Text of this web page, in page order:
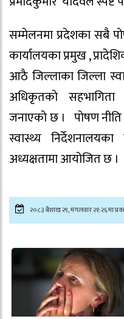
सम्मेलनमा प्रदेशका सबै
कार्यालयका प्रमुख ,
आठै जिल्लाका जिल्ला
अधिकृतकाे सहभागिता
जनाएकाे छ । पाेषण
स्वास्थ्य निर्देशनालयका
अध्यक्षतामा आयोजित छ ।
२०८३ बैशाख २९, मंगलवार २१:२६मा